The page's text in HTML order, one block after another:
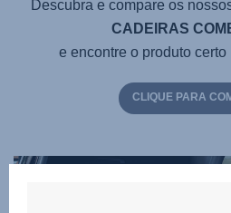
Descubra e compare os
CADEIRAS
e encontre o produto
CLIQUE PARA